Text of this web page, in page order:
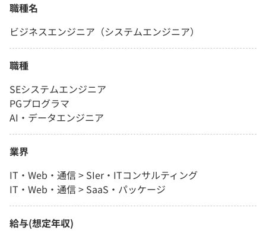
職種名
ビジネスエンジニア（システムエンジニア）
職種
SEシステムエンジニア
PGプログラマ
AI・データエンジニア
業界
IT・Web・通信 > SIer・ITコンサルティング
IT・Web・通信 > SaaS・パッケージ
給与(想定年収)